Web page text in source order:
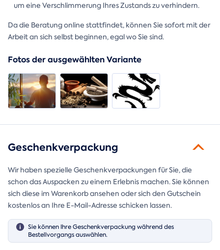
um eine Verschlimmerung Ihres Zustands zu verhindern.
Da die Beratung online stattfindet, können Sie sofort mit der
Arbeit an sich selbst beginnen, egal wo Sie sind.
Fotos der ausgewählten Variante
Geschenkverpackung
Wir haben spezielle Geschenkverpackungen für Sie, die
schon das Auspacken zu einem Erlebnis machen. Sie können
sich diese im Warenkorb ansehen oder sich den Gutschein
kostenlos an Ihre E-Mail-Adresse schicken lassen.
Sie können Ihre Geschenkverpackung während des
Bestellvorgangs auswählen.